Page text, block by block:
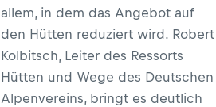
allem, in dem das Angebot auf
den Hütten reduziert wird. Robert
Kolbitsch, Leiter des Ressorts
Hütten und Wege des Deutschen
Alpenvereins, bringt es deutlich